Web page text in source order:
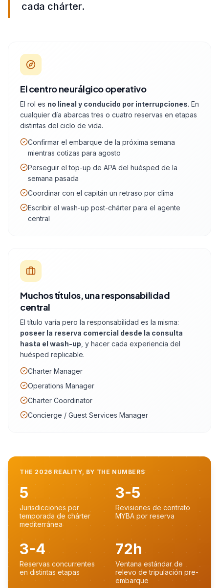
cada chárter.
El centro neurálgico operativo
El rol es no lineal y conducido por interrupciones. En
cualquier día abarcas tres o cuatro reservas en etapas
distintas del ciclo de vida.
Confirmar el embarque de la próxima semana
mientras cotizas para agosto
Perseguir el top-up de APA del huésped de la
semana pasada
Coordinar con el capitán un retraso por clima
Escribir el wash-up post-chárter para el agente
central
Muchos títulos, una responsabilidad
central
El título varía pero la responsabilidad es la misma:
poseer la reserva comercial desde la consulta
hasta el wash-up , y hacer cada experiencia del
huésped replicable.
Charter Manager
Operations Manager
Charter Coordinator
Concierge / Guest Services Manager
THE 2026 REALITY, BY THE NUMBERS
5
Jurisdicciones por
temporada de chárter
mediterránea
3-5
Revisiones de contrato
MYBA por reserva
3-4
Reservas concurrentes
en distintas etapas
72h
Ventana estándar de
relevo de tripulación pre-
embarque